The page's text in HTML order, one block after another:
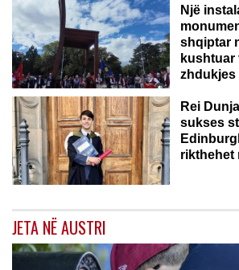
Një
shqiptar
kushtuar
zhdukjes
Rei
sukses
rikthehet
JETA NË AUSTRI